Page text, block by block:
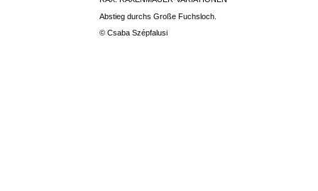
Abstieg durchs Große Fuchsloch.
© Csaba Szépfalusi